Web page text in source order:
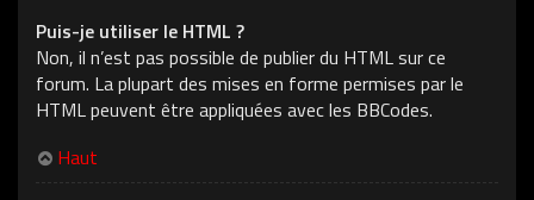
Puis-je utiliser le HTML ?
Non, il n’est pas possible de publier du HTML sur ce
forum. La plupart des mises en forme permises par le
HTML peuvent être appliquées avec les BBCodes.
Haut